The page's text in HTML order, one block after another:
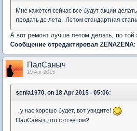
Мне кажется сейчас все будут акции
продать до лета. Летом стандартная
А вот ремонт лучше летом делать, по той
Сообщение отредактировал
ПалСаныч
19 Apr 2015
senia1970, on 18 Apr 2015 - 05:06:
, у нас хорошо будет, вот увидите!
ПалСаныч ,что с ответом?